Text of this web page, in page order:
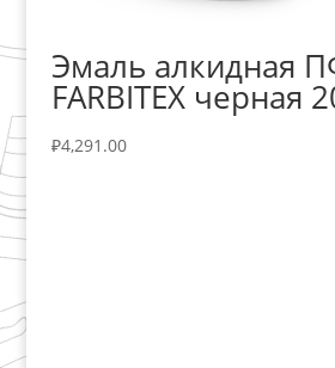
Эмаль алкидная
FARBITEX черная
₽4,291.00